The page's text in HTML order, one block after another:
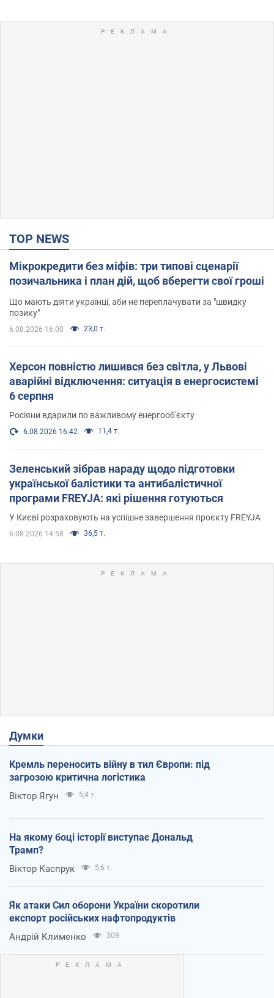
TOP NEWS
Мікрокредити без міфів: три типові сценарії
позичальника і план дій, щоб вберегти свої гроші
Що мають діяти українці, аби не переплачувати за "швидку
позику"
6.08.2026 16:00 23,0 т.
Херсон повністю лишився без світла, у Львові
аварійні відключення: ситуація в енергосистемі
6 серпня
Росіяни вдарили по важливому енергооб'єкту
6.08.2026 16:42 11,4 т.
Зеленський зібрав нараду щодо підготовки
української балістики та антибалістичної
програми FREYJA: які рішення готуються
У Києві розраховують на успішне завершення проєкту FREYJA
6.08.2026 14:58 36,5 т.
Думки
Кремль переносить війну в тил Європи: під
загрозою критична логістика
Віктор Ягун 5,4 т.
На якому боці історії виступає Дональд
Трамп?
Віктор Каспрук 5,6 т.
Як атаки Сил оборони України скоротили
експорт російських нафтопродуктів
Андрій Клименко 309